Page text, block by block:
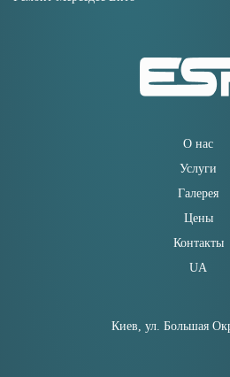
О нас
Услуги
Галерея
Цены
Контакты
UA
Киев, ул. Большая